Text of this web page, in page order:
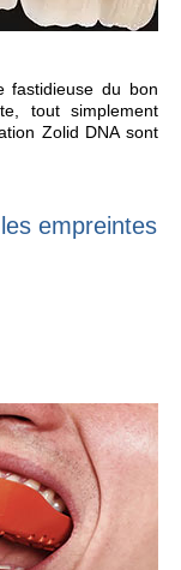
fastidieuse du bon
tout simplement
Zolid DNA sont
empreintes